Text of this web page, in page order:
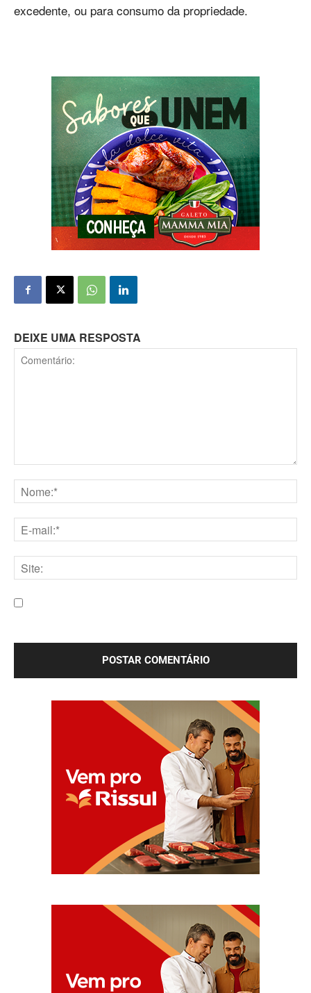
excedente, ou para consumo da propriedade.
DEIXE UMA RESPOSTA
mail:*